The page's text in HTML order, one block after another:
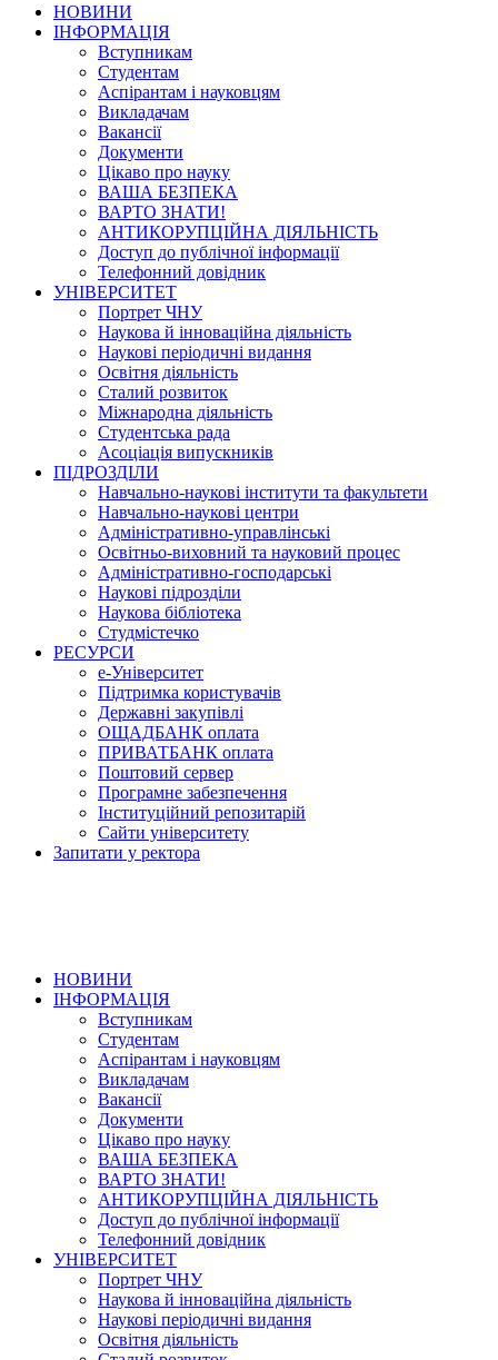
НОВИНИ
ІНФОРМАЦІЯ
Вступникам
Студентам
Аспірантам і науковцям
Викладачам
Вакансії
Документи
Цікаво про науку
ВАША БЕЗПЕКА
ВАРТО ЗНАТИ!
АНТИКОРУПЦІЙНА ДІЯЛЬНІСТЬ
Доступ до публічної інформації
Телефонний довідник
УНІВЕРСИТЕТ
Портрет ЧНУ
Наукова й інноваційна діяльність
Наукові періодичні видання
Освітня діяльність
Сталий розвиток
Міжнародна діяльність
Студентська рада
Асоціація випускників
ПІДРОЗДІЛИ
Навчально-наукові інститути та факультети
Навчально-наукові центри
Адміністративно-управлінські
Освітньо-виховний та науковий процес
Адміністративно-господарські
Наукові підрозділи
Наукова бібліотека
Студмістечко
РЕСУРСИ
е-Університет
Підтримка користувачів
Державні закупівлі
ОЩАДБАНК оплата
ПРИВАТБАНК оплата
Поштовий сервер
Програмне забезпечення
Інституційний репозитарій
Сайти університету
Запитати у ректора
НОВИНИ
ІНФОРМАЦІЯ
Вступникам
Студентам
Аспірантам і науковцям
Викладачам
Вакансії
Документи
Цікаво про науку
ВАША БЕЗПЕКА
ВАРТО ЗНАТИ!
АНТИКОРУПЦІЙНА ДІЯЛЬНІСТЬ
Доступ до публічної інформації
Телефонний довідник
УНІВЕРСИТЕТ
Портрет ЧНУ
Наукова й інноваційна діяльність
Наукові періодичні видання
Освітня діяльність